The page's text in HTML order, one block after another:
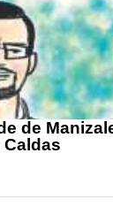
de